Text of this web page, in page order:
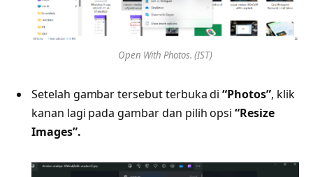
Open With Photos. (IST)
Setelah gambar tersebut terbuka di “Photos”, klik
kanan lagi pada gambar dan pilih opsi“Resize
Images”.